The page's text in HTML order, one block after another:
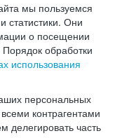
мы пользуемся
статистики. Они
о посещении
обработки
использования
персональных
контрагентами
часть